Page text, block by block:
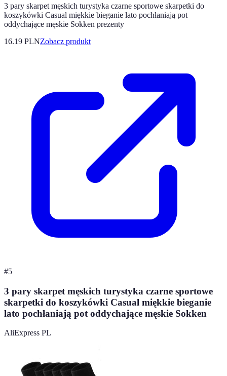
3 pary skarpet męskich turystyka czarne sportowe skarpetki do
koszykówki Casual miękkie bieganie lato pochłaniają pot
oddychające męskie Sokken prezenty
16.19 PLNZobacz produkt
#5
3 pary skarpet męskich turystyka czarne sportowe
skarpetki do koszykówki Casual miękkie bieganie
lato pochłaniają pot oddychające męskie Sokken
AliExpress PL